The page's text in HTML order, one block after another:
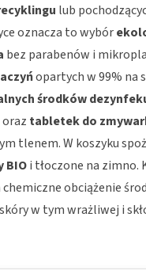
lub
oznacza to wybór
bez parabenów i
opartych w 99% na
środków
tabletek do
tlenem. W koszyku
BIOi tłoczone na zimno.
obciążenie
w tym wrażliwej i